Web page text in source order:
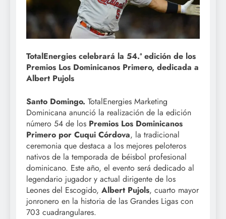
TotalEnergies celebrará la 54.ª edición de los
Premios Los Dominicanos Primero, dedicada a
Albert Pujols
Santo Domingo. TotalEnergies Marketing
Dominicana anunció la realización de la edición
número 54 de los Premios Los Dominicanos
Primero por Cuqui Córdova, la tradicional
ceremonia que destaca a los mejores peloteros
nativos de la temporada de béisbol profesional
dominicano. Este año, el evento será dedicado al
legendario jugador y actual dirigente de los
Leones del Escogido, Albert Pujols, cuarto mayor
jonronero en la historia de las Grandes Ligas con
703 cuadrangulares.